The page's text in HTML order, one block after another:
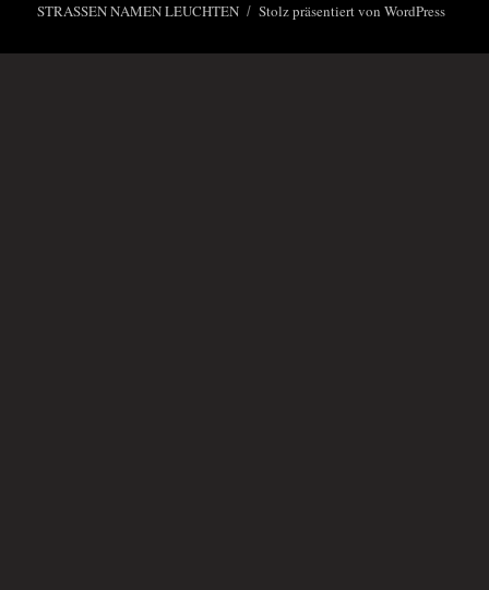
STRASSEN NAMEN LEUCHTEN Stolz präsentiert von WordPress